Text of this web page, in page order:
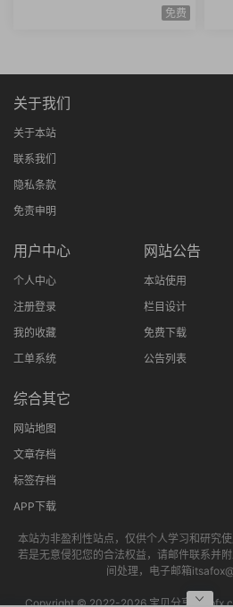
和弦靠弦练习扫弦基础强五和
免费
音
关于我们
关于本站
联系我们
隐私条款
免责申明
用户中心
个人中心
注册登录
我的收藏
工单系统
网站公告
本站使用
栏目设计
免费下载
公告列表
综合其它
网站地图
文章存档
标签存档
APP下载
本站为非盈利性站点，仅供个人学习和研究
若是无意侵犯您的合法权益，请邮件联系并
间处理，电子邮箱
Copyright © 2022-2026 宝贝分享网